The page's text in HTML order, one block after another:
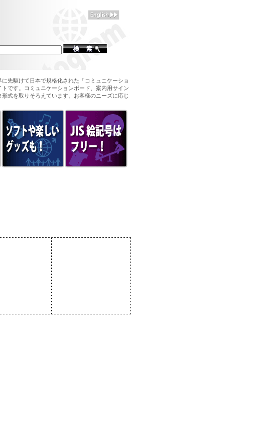
先駆けて日本で規格化された「コミュニケーショ
です。コミュニケーションボード、案内用サイン
式を取りそろえています。お客様のニーズに応じ